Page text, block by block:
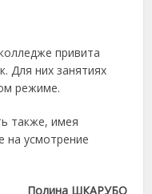
привита
Для них занятиях
режиме.
также, имея
на усмотрение
Полина ШКАРУБО